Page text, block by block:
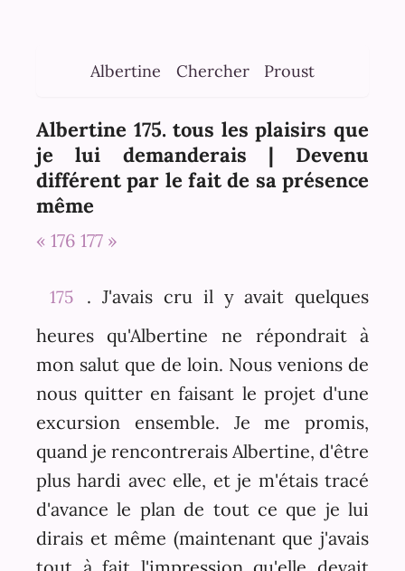
Albertine Chercher Proust
Albertine 175. tous les plaisirs que
je lui demanderais | Devenu
différent par le fait de sa présence
même
« 176 177 »
175
. J'avais cru il y avait quelques
heures qu'Albertine ne répondrait à
mon salut que de loin. Nous venions de
nous quitter en faisant le projet d'une
excursion ensemble. Je me promis,
quand je rencontrerais Albertine, d'être
plus hardi avec elle, et je m'étais tracé
d'avance le plan de tout ce que je lui
dirais et même (maintenant que j'avais